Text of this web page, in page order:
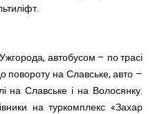
автобусом – по трасі
повороту на Славське, авто –
на Славське і на Волосянку.
на туркомплекс «Захар